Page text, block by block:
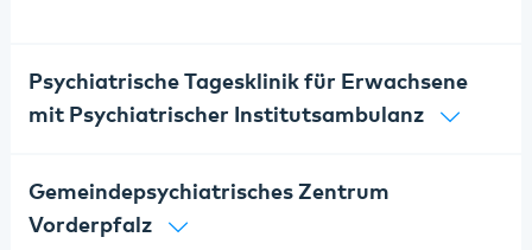
Psychiatrische Tagesklinik für Erwachsene
mit Psychiatrischer Institutsambulanz
Gemeindepsychiatrisches Zentrum
Vorderpfalz